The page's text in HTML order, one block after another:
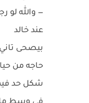
— والله لو
عند خالد
بيصحى
حاجه من
شكل حد